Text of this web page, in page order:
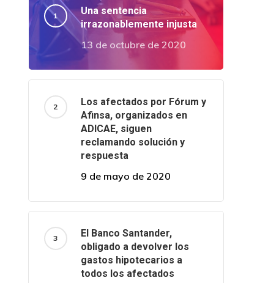
Una sentencia
irrazonablemente injusta
13 de octubre de 2020
Los afectados por Fórum y
Afinsa, organizados en
ADICAE, siguen
reclamando solución y
respuesta
9 de mayo de 2020
El Banco Santander,
obligado a devolver los
gastos hipotecarios a
todos los afectados